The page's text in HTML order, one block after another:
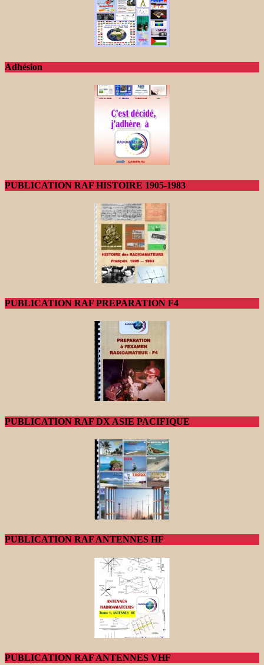
Adhésion
PUBLICATION RAF HISTOIRE 1905-1983
PUBLICATION RAF PREPARATION F4
PUBLICATION RAF DX ASIE PACIFIQUE
PUBLICATION RAF ANTENNES HF
PUBLICATION RAF ANTENNES VHF